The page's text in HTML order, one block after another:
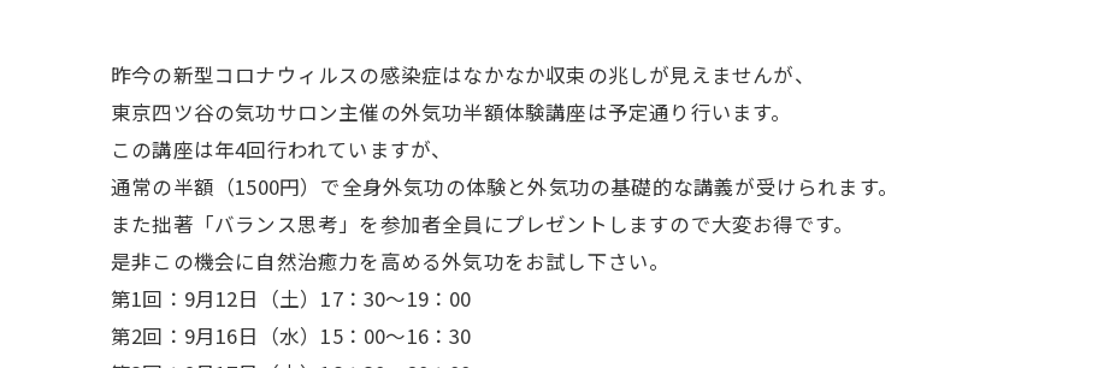
昨今の新型コロナウィルスの感染症はなかなか収束の兆しが見えませんが、
東京四ツ谷の気功サロン主催の外気功半額体験講座は予定通り行います。
この講座は年4回行われていますが、
通常の半額（1500円）で全身外気功の体験と外気功の基礎的な講義が受けられます。
また拙著「バランス思考」を参加者全員にプレゼントしますので大変お得です。
是非この機会に自然治癒力を高める外気功をお試し下さい。
第1回：9月12日（土）17：30～19：00
第2回：9月16日（水）15：00～16：30